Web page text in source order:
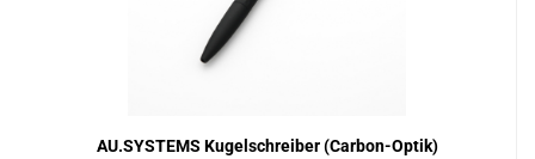
AU.SYSTEMS Kugelschreiber (Carbon-Optik)